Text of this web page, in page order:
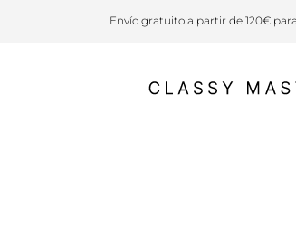
Envío gratuito a partir de 120€